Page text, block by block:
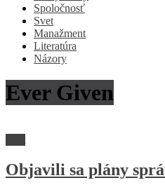
Denník
ekonomike
spoločnosti
Spoločnosť
Svet
Manažment
Literatúra
Názory
Ever Given
Objavili sa plány